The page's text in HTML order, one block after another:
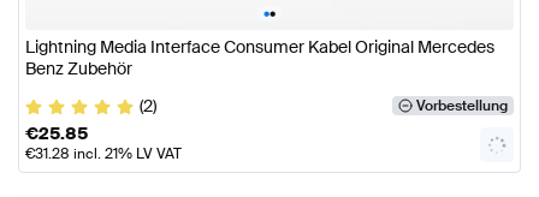
••
Lightning Media Interface Consumer Kabel Original Mercedes
Benz Zubehör
(2)
Vorbestellung
€25.85
€31.28 incl. 21% LV VAT